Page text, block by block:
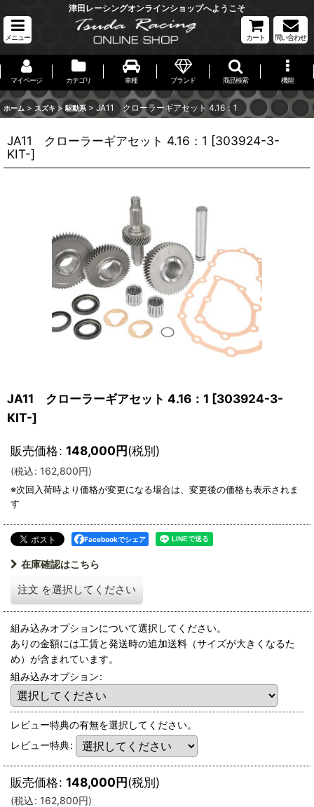
津田レーシングオンラインショップへようこそ
メニュー カート 問い合わせ
マイページ カテゴリ 車種 ブランド 商品検索 機能
ホーム > スズキ > 駆動系 > JA11 クローラーギアセット 4.16：1
JA11 クローラーギアセット 4.16：1 [303924-3-
KIT-]
JA11 クローラーギアセット 4.16：1 [303924-3-
KIT-]
販売価格: 148,000円(税別)
(税込: 162,800円)
Facebookでシェア
在庫確認はこちら
注文 を選択してください
組み込みオプションについて選択してください。
ありの金額には工賃と発送時の追加送料（サイズが大きくなるた
め）が含まれています。
組み込みオプション:
レビュー特典の有無を選択してください。
レビュー特典:
販売価格: 148,000円(税別)
(税込: 162,800円)